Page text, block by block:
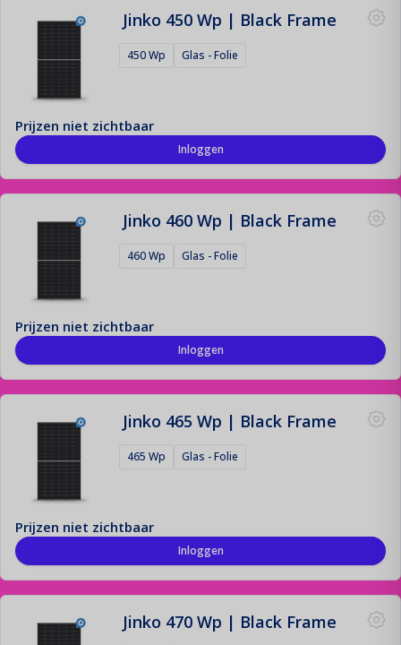
Montage Materiaal
De fundering van jouw zonne-installatie!
Offerte aanvraag
Registreren
Login
Jinko 450 Wp | Black Frame
450 Wp Glas - Folie
Prijzen niet zichtbaar
Inloggen
Jinko 460 Wp | Black Frame
460 Wp Glas - Folie
Prijzen niet zichtbaar
Inloggen
Jinko 465 Wp | Black Frame
465 Wp Glas - Folie
Prijzen niet zichtbaar
Inloggen
Jinko 470 Wp | Black Frame